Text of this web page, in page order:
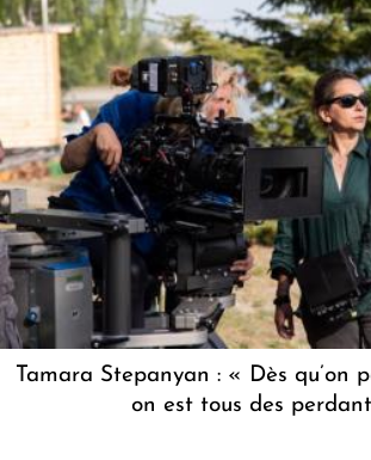
Tamara Stepanyan : « Dès qu’on
on est tous des